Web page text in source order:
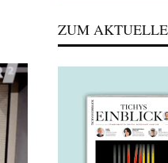
ZUM